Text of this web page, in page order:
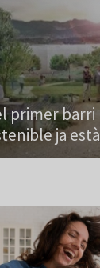
primer barri
ja